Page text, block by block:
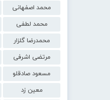
محمد اصفهانی
محمد لطفی
محمدرضا گلزار
مرتضی اشرفی
مسعود صادقلو
معین زد